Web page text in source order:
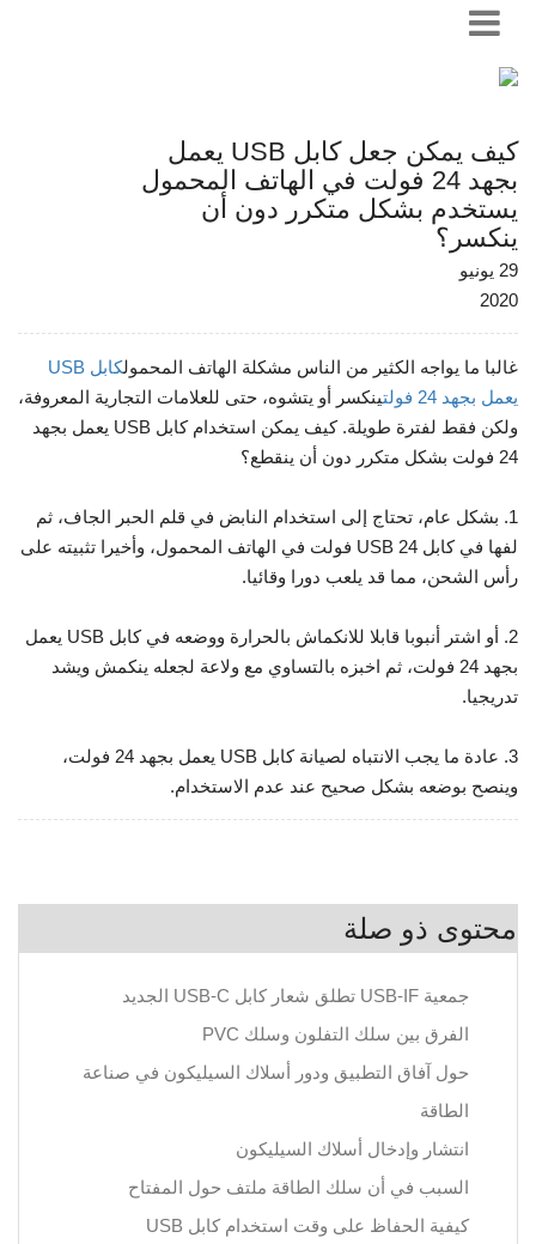
كيف يمكن جعل كابل USB يعمل
بجهد 24 فولت في الهاتف المحمول
يستخدم بشكل متكرر دون أن
ينكسر؟
29 يونيو
2020
غالبا ما يواجه الكثير من الناس مشكلة الهاتف المحمول
كابل USB
يعمل بجهد 24 فولت
ينكسر أو يتشوه، حتى للعلامات التجارية المعروفة،
ولكن فقط لفترة طويلة. كيف يمكن استخدام كابل USB يعمل بجهد
24 فولت بشكل متكرر دون أن ينقطع؟
1. بشكل عام، تحتاج إلى استخدام النابض في قلم الحبر الجاف، ثم
لفها في كابل USB 24 فولت في الهاتف المحمول، وأخيرا تثبيته على
رأس الشحن، مما قد يلعب دورا وقائيا.
2. أو اشتر أنبوبا قابلا للانكماش بالحرارة ووضعه في كابل USB يعمل
بجهد 24 فولت، ثم اخبزه بالتساوي مع ولاعة لجعله ينكمش ويشد
تدريجيا.
3. عادة ما يجب الانتباه لصيانة كابل USB يعمل بجهد 24 فولت،
وينصح بوضعه بشكل صحيح عند عدم الاستخدام.
محتوى ذو صلة
جمعية USB-IF تطلق شعار كابل USB-C الجديد
الفرق بين سلك التفلون وسلك PVC
حول آفاق التطبيق ودور أسلاك السيليكون في صناعة
الطاقة
انتشار وإدخال أسلاك السيليكون
السبب في أن سلك الطاقة ملتف حول المفتاح
كيفية الحفاظ على وقت استخدام كابل USB